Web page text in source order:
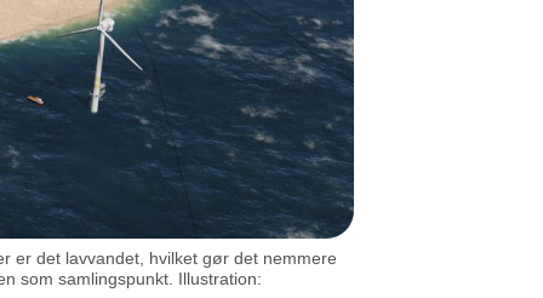
er det lavvandet, hvilket gør det nemmere
som samlingspunkt. Illustration: